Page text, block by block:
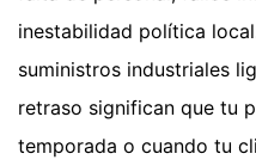
inestabilidad política
suministros industriales
retraso significan que tu
temporada o cuando tu